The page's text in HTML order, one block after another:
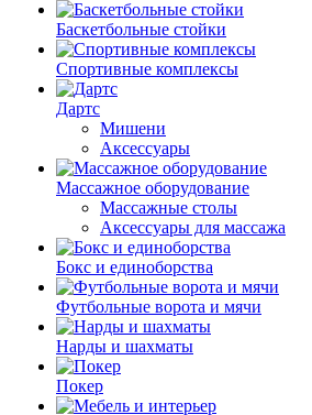
Баскетбольные стойки
Спортивные комплексы
Дартс
Мишени
Аксессуары
Массажное оборудование
Массажные столы
Аксессуары для массажа
Бокс и единоборства
Футбольные ворота и мячи
Нарды и шахматы
Покер